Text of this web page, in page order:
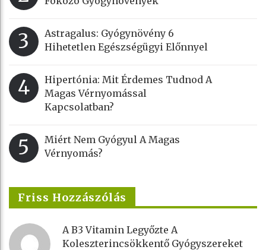
3
Astragalus: Gyógynövény 6
Hihetetlen Egészségügyi Előnnyel
4
Hipertónia: Mit Érdemes Tudnod A
Magas Vérnyomással
Kapcsolatban?
5
Miért Nem Gyógyul A Magas
Vérnyomás?
Friss Hozzászólás
A B3 Vitamin Legyőzte A
Koleszterincsökkentő Gyógyszereket